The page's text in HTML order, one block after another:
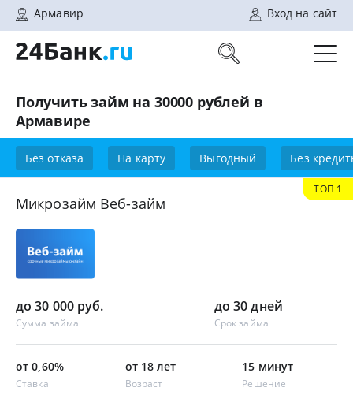
Армавир Вход на сайт
Получить займ на 30000 рублей в
Армавире
Без отказа На карту Выгодный Без
Микрозайм Веб-займ
до 30 000 руб.
Сумма займа
до 30 дней
Срок займа
от 0,60%
Ставка
от 18 лет
Возраст
15 минут
Решение
ТОП 1